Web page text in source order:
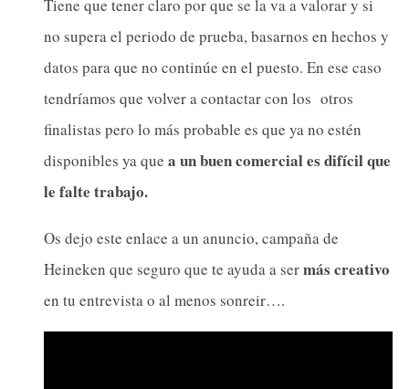
Tiene que tener claro por que se la va a valorar y si
no supera el periodo de prueba, basarnos en hechos y
datos para que no continúe en el puesto. En ese caso
tendríamos que volver a contactar con los otros
finalistas pero lo más probable es que ya no estén
disponibles ya que a un buen comercial es difícil que
le falte trabajo.
Os dejo este enlace a un anuncio, campaña de
Heineken que seguro que te ayuda a sermás creativo
en tu entrevista o al menos sonreir….